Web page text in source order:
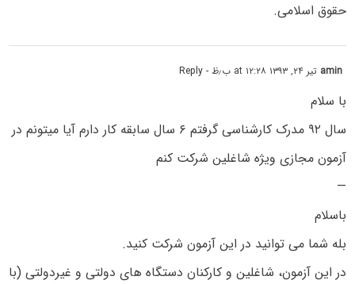
حقوق اسلامی.
amin تیر ۲۴, ۱۳۹۳ at ۱۲:۲۸ ب٫ظ - Reply
با سلام
سال ۹۲ مدرک کارشناسی گرفتم ۶ سال سابقه کار دارم آیا میتونم در
آزمون مجازی ویژه شاغلین شرکت کنم
—
باسلام
بله شما می توانید در این آزمون شرکت کنید.
در این آزمون، شاغلین و کارکنان دستگاه های دولتی و غیردولتی (با